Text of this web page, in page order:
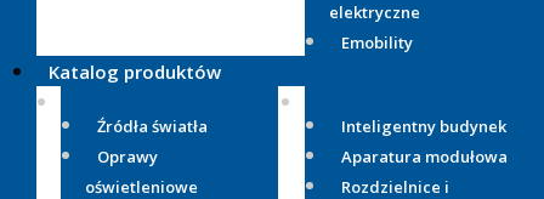
elektryczne
Emobility
Katalog produktów
Źródła światła
Oprawy
oświetleniowe
Inteligentny budynek
Aparatura modułowa
Rozdzielnice i